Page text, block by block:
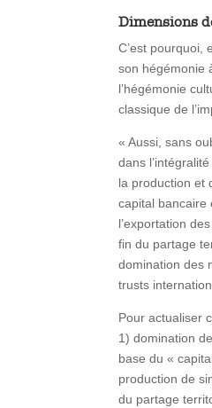
Dimensions
C’est pourquoi,
son hégémonie
l’hégémonie
classique de
« Aussi, sans
dans
la production et
capital bancaire
l’exportation
fin du partage
domination des
trusts
Pour actualiser
1) domination
base du «
production de
du partage